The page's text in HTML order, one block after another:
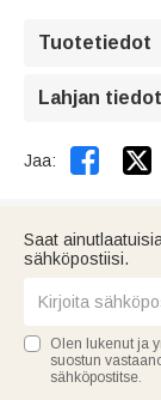
Tuotetiedot
Lahjan tiedot
Jaa: 
Saat
sähköpostiisi.
Olen lukenut ja
suostun
sähköpostitse.